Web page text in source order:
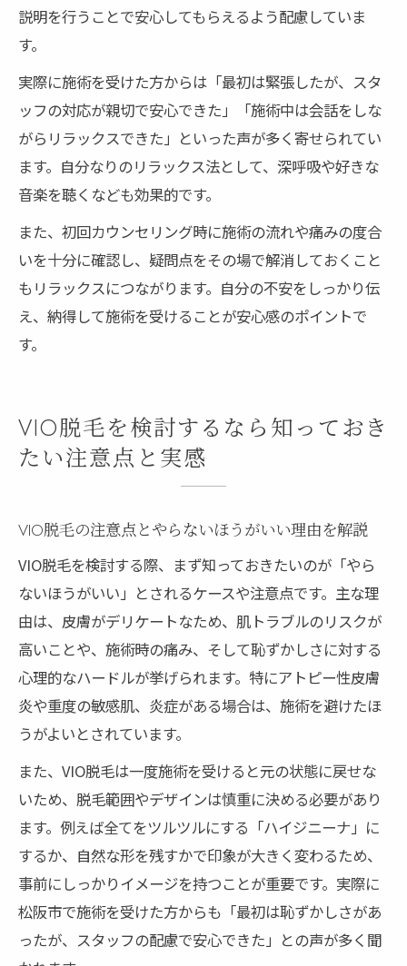
説明を行うことで安心してもらえるよう配慮していま
す。
実際に施術を受けた方からは「最初は緊張したが、スタ
ッフの対応が親切で安心できた」「施術中は会話をしな
がらリラックスできた」といった声が多く寄せられてい
ます。自分なりのリラックス法として、深呼吸や好きな
音楽を聴くなども効果的です。
また、初回カウンセリング時に施術の流れや痛みの度合
いを十分に確認し、疑問点をその場で解消しておくこと
もリラックスにつながります。自分の不安をしっかり伝
え、納得して施術を受けることが安心感のポイントで
す。
VIO脱毛を検討するなら知っておき
たい注意点と実感
VIO脱毛の注意点とやらないほうがいい理由を解説
VIO脱毛を検討する際、まず知っておきたいのが「やら
ないほうがいい」とされるケースや注意点です。主な理
由は、皮膚がデリケートなため、肌トラブルのリスクが
高いことや、施術時の痛み、そして恥ずかしさに対する
心理的なハードルが挙げられます。特にアトピー性皮膚
炎や重度の敏感肌、炎症がある場合は、施術を避けたほ
うがよいとされています。
また、VIO脱毛は一度施術を受けると元の状態に戻せな
いため、脱毛範囲やデザインは慎重に決める必要があり
ます。例えば全てをツルツルにする「ハイジニーナ」に
するか、自然な形を残すかで印象が大きく変わるため、
事前にしっかりイメージを持つことが重要です。実際に
松阪市で施術を受けた方からも「最初は恥ずかしさがあ
ったが、スタッフの配慮で安心できた」との声が多く聞